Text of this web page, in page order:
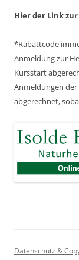
Hier der Link
*Rabattcode
Anmeldung zur
Kursstart
Anmeldungen
abgerechnet,
Datenschutz &